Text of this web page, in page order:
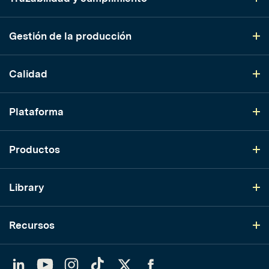
Gestión de la producción
Calidad
Plataforma
Productos
Library
Recursos
YouTubeInstagram
TikTok